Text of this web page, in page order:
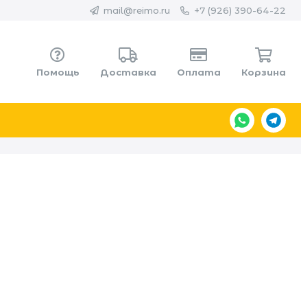
mail@reimo.ru +7 (926) 390-64-22
Помощь Доставка Оплата Корзина